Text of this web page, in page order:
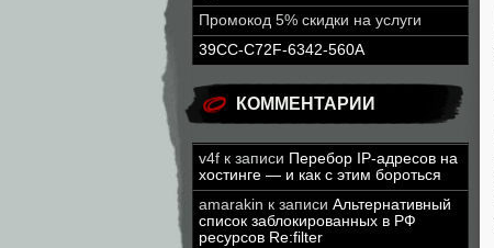
Промокод 5% скидки на услуги
39CC-C72F-6342-560A
КОММЕНТАРИИ
v4f к записи Перебор IP-адресов на
хостинге — и как с этим бороться
amarakin к записи Альтернативный
список заблокированных в РФ
ресурсов Re:filter